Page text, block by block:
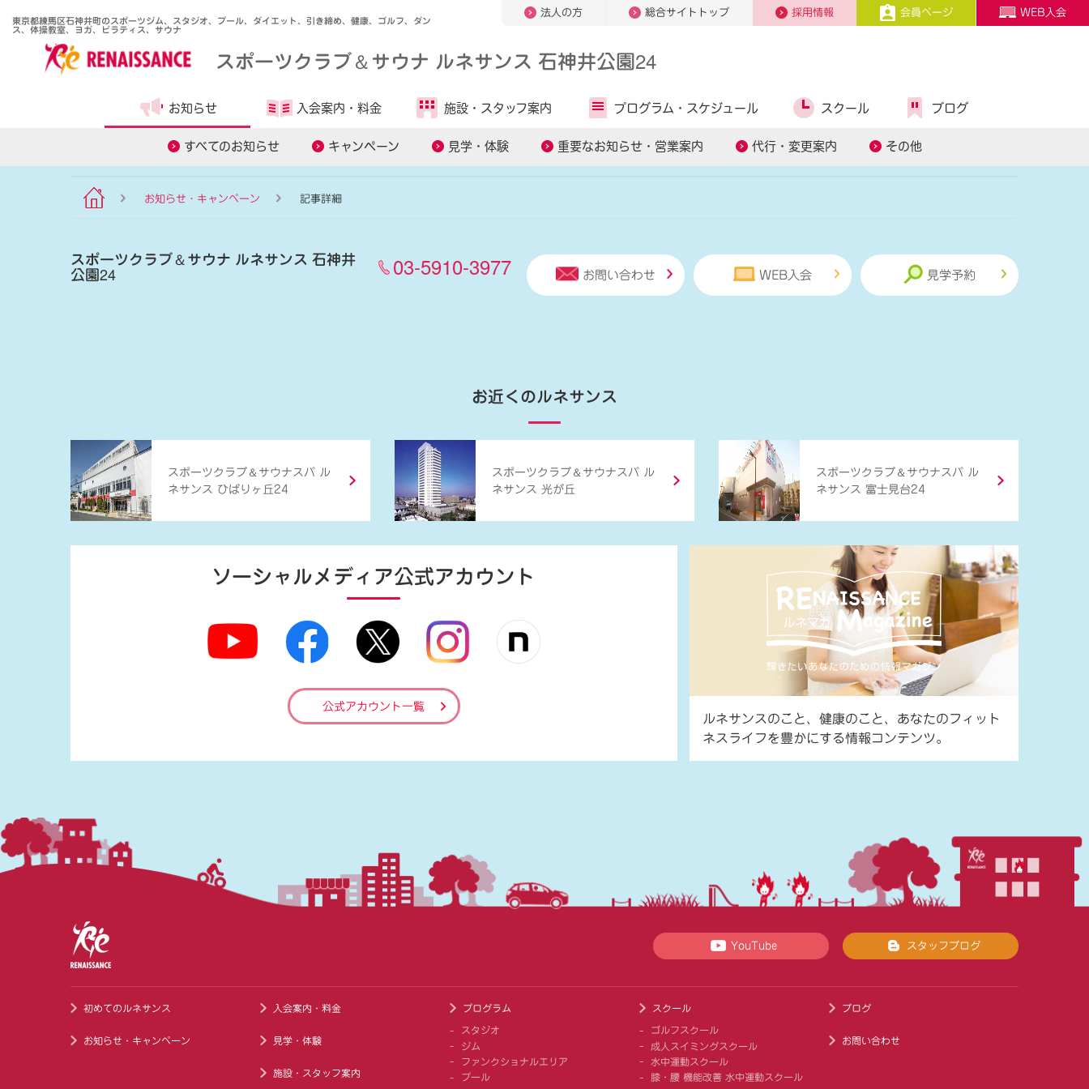
東京都練馬区石神井町のスポーツジム、スタジオ、プール、ダイエット、引き締め、健康、ゴルフ、ダン
ス、体操教室、ヨガ、ピラティス、サウナ
法人の方 総合サイトトップ 採用情報 会員ページ WEB入会
スポーツクラブ＆サウナ ルネサンス 石神井公園24
お知らせ
すべてのお知らせ キャンペーン 見学・体験 重要なお知らせ・営業案内 代行・変更案内 その他
入会案内・ 料金 施設・ スタッフ案内 プログラム・ スケジュール スクール ブログ
人気キーワードから探す
食事管理アプリ オンラインレッスン パーソナルトレーニング 糖質コントロール スタッフ募集
お知らせ・キャンペーン 記事詳細
スポーツクラブ＆サウナ ルネサンス 石神井
公園24 03-5910-3977 お問い合わせ WEB入会 見学予約
お近くのルネサンス
スポーツクラブ ＆ サウナスパ ル
ネサンス ひばりヶ丘24
スポーツクラブ ＆ サウナスパ ル
ネサンス 光が丘
スポーツクラブ ＆ サウナスパ ル
ネサンス 富士見台24
ソーシャルメディア公式アカウント
公式アカウント一覧
ルネサンスのこと、健康のこと、あなたのフィット
ネスライフを豊かにする情報コンテンツ。
YouTube スタッフブログ
初めてのルネサンス
お知らせ・キャンペーン
入会案内・料金
見学・体験
施設・スタッフ案内
プログラム
スタジオ
ジム
ファンクショナルエリア
プール
スクール
ゴルフスクール
成人スイミングスクール
水中運動スクール
膝・腰 機能改善 水中運動スクール
ブログ
お問い合わせ